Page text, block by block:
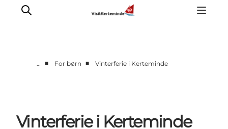
Spis godt
… ■ For børn ■ Vinterferie i Kerteminde
Vinterferie i Kerteminde